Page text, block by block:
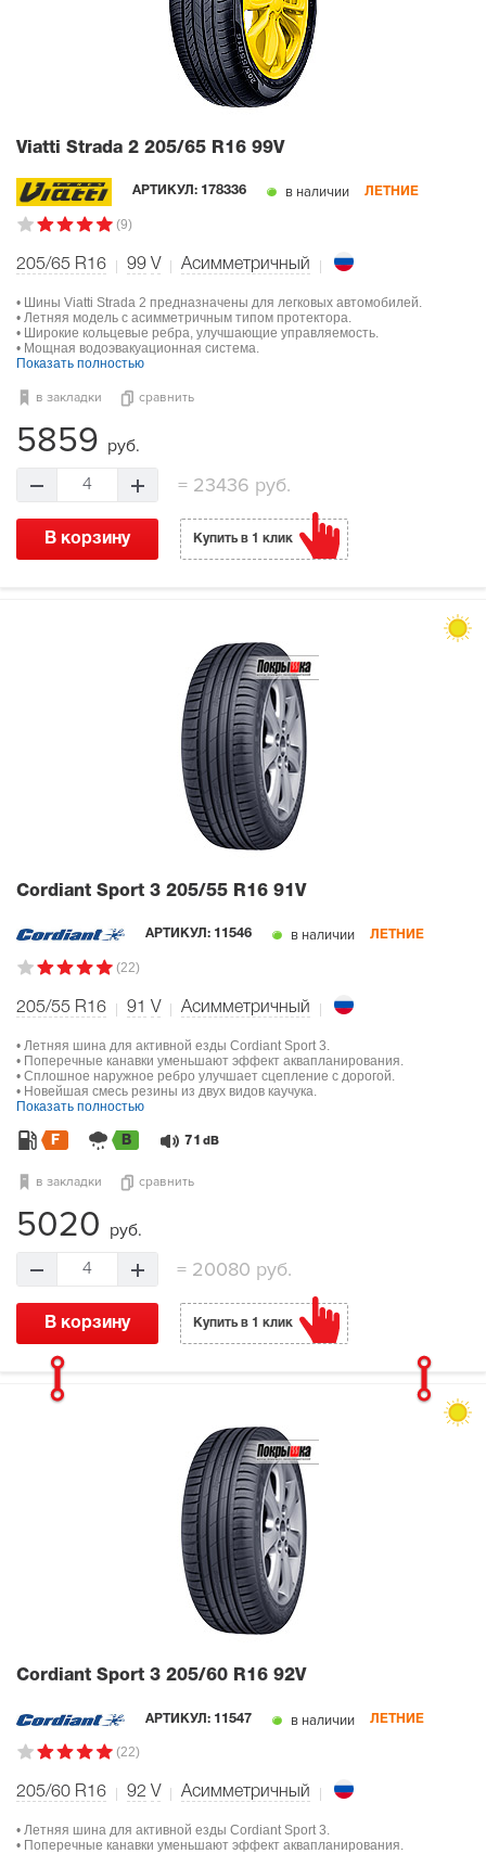
Viatti Strada 2 205/65 R16 99V
АРТИКУЛ: 178336 в наличии ЛЕТНИЕ
(9)
205/65 R16 99 V Асимметричный
• Шины Viatti Strada 2 предназначены для легковых автомобилей.
• Летняя модель с асимметричным типом протектора.
• Широкие кольцевые ребра, улучшающие управляемость.
• Мощная водоэвакуационная система.
Показать полностью
в закладки сравнить
5859 руб.
4 =23436 руб.
В корзину Купить в 1 клик
Cordiant Sport 3 205/55 R16 91V
АРТИКУЛ: 11546 в наличии ЛЕТНИЕ
(22)
205/55 R16 91 V Асимметричный
• Летняя шина для активной езды Cordiant Sport 3.
• Поперечные канавки уменьшают эффект аквапланирования.
• Сплошное наружное ребро улучшает сцепление с дорогой.
• Новейшая смесь резины из двух видов каучука.
Показать полностью
F B 71 dB
в закладки сравнить
5020 руб.
4 =20080 руб.
В корзину Купить в 1 клик
Cordiant Sport 3 205/60 R16 92V
АРТИКУЛ: 11547 в наличии ЛЕТНИЕ
(22)
205/60 R16 92 V Асимметричный
• Летняя шина для активной езды Cordiant Sport 3.
• Поперечные канавки уменьшают эффект аквапланирования.